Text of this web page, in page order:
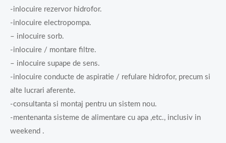
-inlocuire rezervor hidrofor.
-inlocuire electropompa.
– inlocuire sorb.
-inlocuire / montare filtre.
– inlocuire supape de sens.
-inlocuire conducte de aspiratie / refulare hidrofor, precum si
alte lucrari aferente.
-consultanta si montaj pentru un sistem nou.
-mentenanta sisteme de alimentare cu apa ,etc., inclusiv in
weekend .